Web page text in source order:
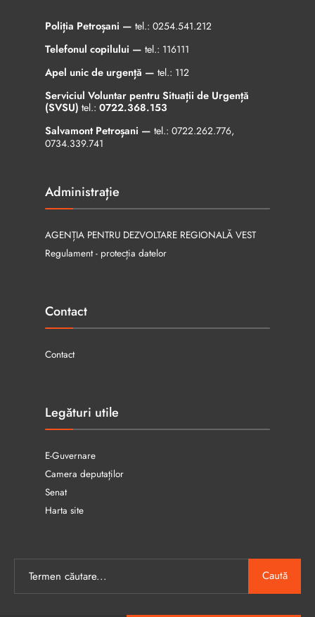
Poliția Petroșani — tel.: 0254.541.212
Telefonul copilului — tel.: 116111
Apel unic de urgență — tel.: 112
Serviciul Voluntar pentru Situații de Urgență
(SVSU) tel.: 0722.368.153
Salvamont Petroșani — tel.: 0722.262.776,
0734.339.741
Administrație
AGENȚIA PENTRU DEZVOLTARE REGIONALĂ VEST
Regulament - protecția datelor
Contact
Contact
Legături utile
E-Guvernare
Camera deputaților
Senat
Harta site
Caută